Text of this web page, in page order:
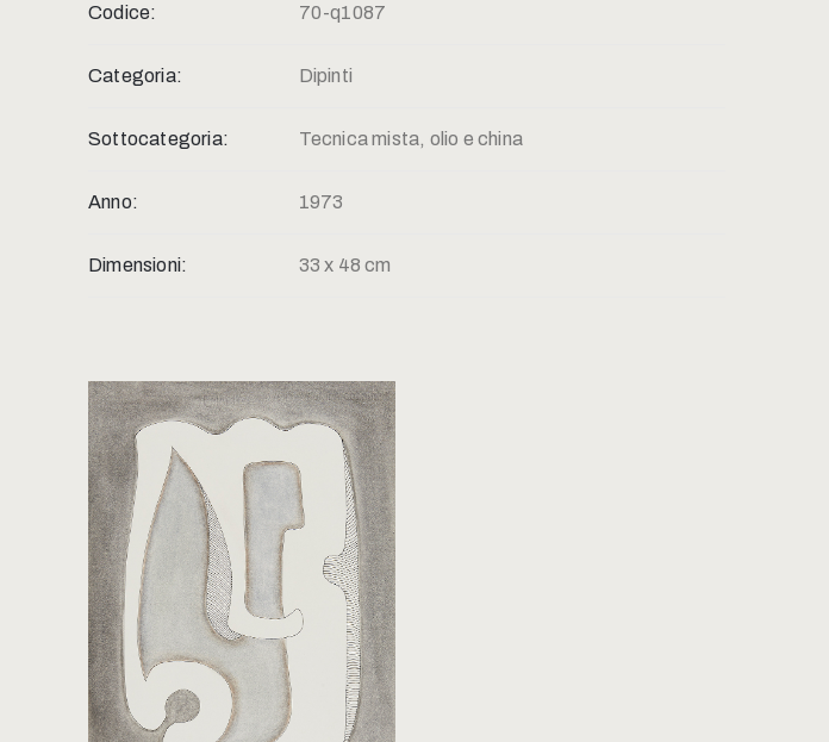
Codice: 70-q1087
Categoria: Dipinti
Sottocategoria: Tecnica mista, olio e china
Anno: 1973
Dimensioni: 33 x 48 cm